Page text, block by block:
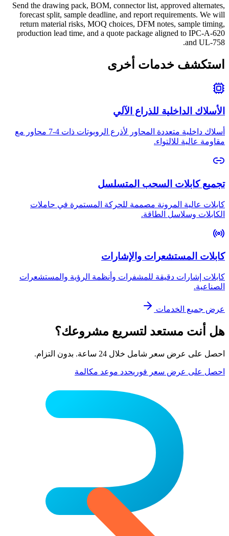
Send the drawing pack, BOM, connector list, approved alternates,
forecast split, sample deadline, and report requirements. We will
return material risks, MOQ choices, DFM notes, sample timing,
production lead time, and a quote package aligned to IPC-A-620
and UL-758.
استكشف خدمات أخرى
الأسلاك الداخلية للذراع الآلي
أسلاك داخلية متعددة المحاور لأذرع الروبوتات ذات 4-7 محاور مع
مقاومة عالية للالتواء.
تجميع كابلات السحب المتسلسل
كابلات عالية المرونة مصممة للحركة المستمرة في حاملات
الكابلات وسلاسل الطاقة.
كابلات المستشعرات والإشارات
كابلات إشارات دقيقة للمشفرات وأنظمة الرؤية والمستشعرات
الصناعية.
عرض جميع الخدمات
هل أنت مستعد لتسريع مشروعك؟
احصل على عرض سعر شامل خلال 24 ساعة. بدون التزام.
احصل على عرض سعر فوريحدد موعد مكالمة